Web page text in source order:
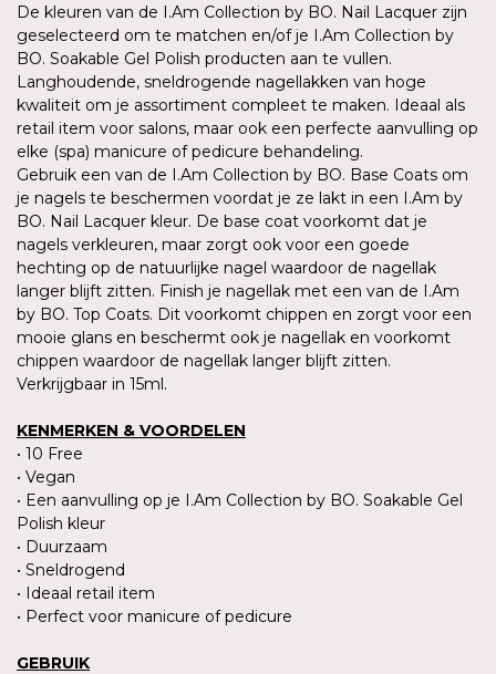
De kleuren van de I.Am Collection by BO. Nail Lacquer zijn
geselecteerd om te matchen en/of je I.Am Collection by
BO. Soakable Gel Polish producten aan te vullen.
Langhoudende, sneldrogende nagellakken van hoge
kwaliteit om je assortiment compleet te maken. Ideaal als
retail item voor salons, maar ook een perfecte aanvulling op
elke (spa) manicure of pedicure behandeling.
Gebruik een van de I.Am Collection by BO. Base Coats om
je nagels te beschermen voordat je ze lakt in een I.Am by
BO. Nail Lacquer kleur. De base coat voorkomt dat je
nagels verkleuren, maar zorgt ook voor een goede
hechting op de natuurlijke nagel waardoor de nagellak
langer blijft zitten. Finish je nagellak met een van de I.Am
by BO. Top Coats. Dit voorkomt chippen en zorgt voor een
mooie glans en beschermt ook je nagellak en voorkomt
chippen waardoor de nagellak langer blijft zitten.
Verkrijgbaar in 15ml.
KENMERKEN & VOORDELEN
• 10 Free
• Vegan
• Een aanvulling op je I.Am Collection by BO. Soakable Gel
Polish kleur
• Duurzaam
• Sneldrogend
• Ideaal retail item
• Perfect voor manicure of pedicure
GEBRUIK